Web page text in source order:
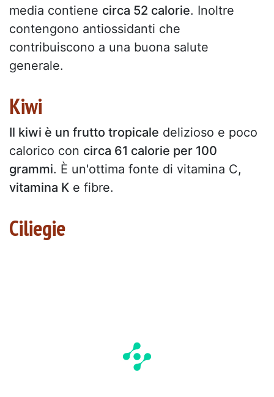
media contiene circa 52 calorie. Inoltre
contengono antiossidanti che
contribuiscono a una buona salute
generale.
Kiwi
Il kiwi è un frutto tropicale delizioso e poco
calorico con circa 61 calorie per 100
grammi. È un'ottima fonte di vitamina C,
vitamina K e fibre.
Ciliegie